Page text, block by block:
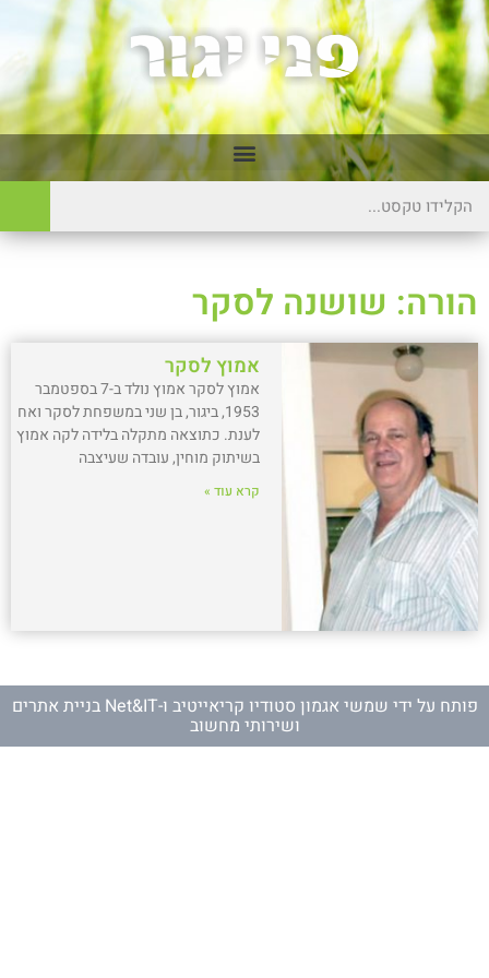
הורה: שושנה לסקר
אמוץ לסקר
אמוץ לסקר אמוץ נולד ב-7 בספטמבר
1953, ביגור, בן שני במשפחת לסקר ואח
לענת. כתוצאה מתקלה בלידה לקה אמוץ
בשיתוק מוחין, עובדה שעיצבה
קרא עוד »
פותח על ידי שמשי אגמון סטודיו קריאייטיב ו- Net&IT בניית אתרים
ושירותי מחשוב